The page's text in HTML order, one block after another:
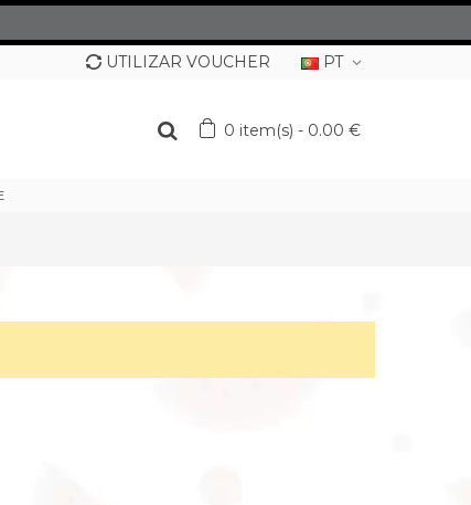
PT
UTILIZAR VOUCHER
0 item(s) - 0.00 €